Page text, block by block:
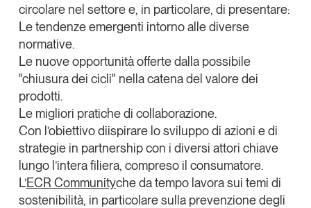
Tendenze Journal
La nostra newsletter nella tua email
Iscriviti
circolare nel settore e, in particolare, di presentare:
Le tendenze emergenti intorno alle diverse
normative.
Le nuove opportunitàofferte dalla possibile
"chiusura dei cicli" nella catena del valore dei
prodotti.
Le migliori pratiche di collaborazione.
Con l’obiettivo diispirare lo sviluppo di azioni e di
strategiein partnership con i diversi attori chiave
lungo l’intera filiera, compreso il consumatore.
L’ECR Communityche da tempo lavora sui temi di
sostenibilità, in particolare sulla prevenzione degli